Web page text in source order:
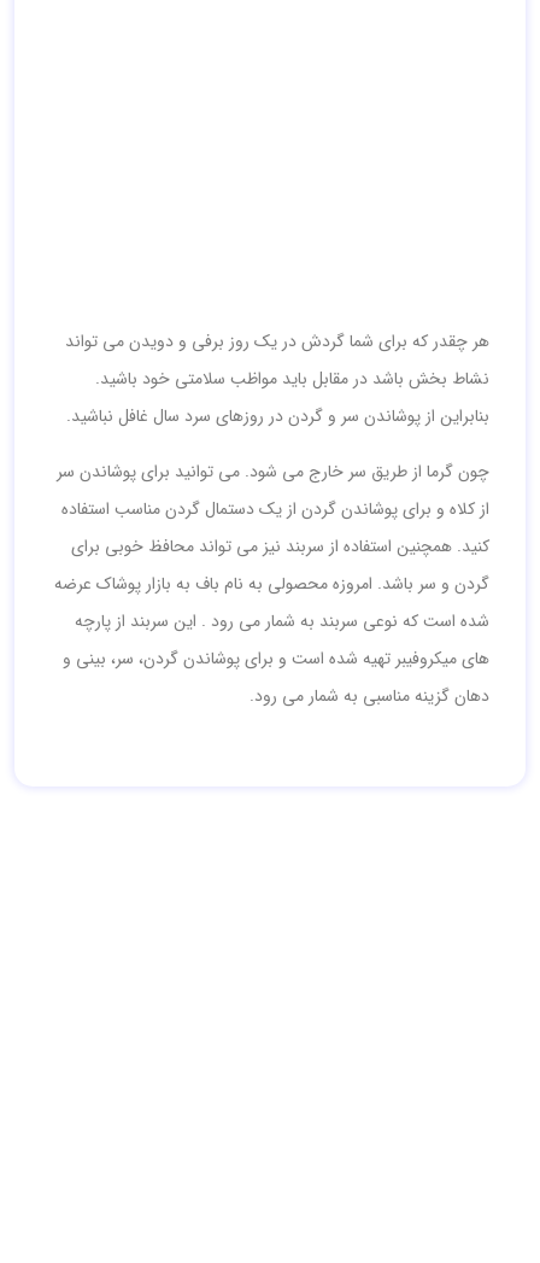
هر چقدر که برای شما گردش در یک روز برفی و دویدن می تواند
نشاط بخش باشد در مقابل باید مواظب سلامتی خود باشید.
بنابراین از پوشاندن سر و گردن در روزهای سرد سال غافل نباشید.
چون گرما از طریق سر خارج می شود. می توانید برای پوشاندن سر
از کلاه و برای پوشاندن گردن از یک دستمال گردن مناسب استفاده
کنید. همچنین استفاده از سربند نیز می تواند محافظ خوبی برای
گردن و سر باشد. امروزه محصولی به نام باف به بازار پوشاک عرضه
شده است که نوعی سربند به شمار می رود . این سربند از پارچه
های میکروفیبر تهیه شده است و برای پوشاندن گردن، سر، بینی و
دهان گزینه مناسبی به شمار می رود.